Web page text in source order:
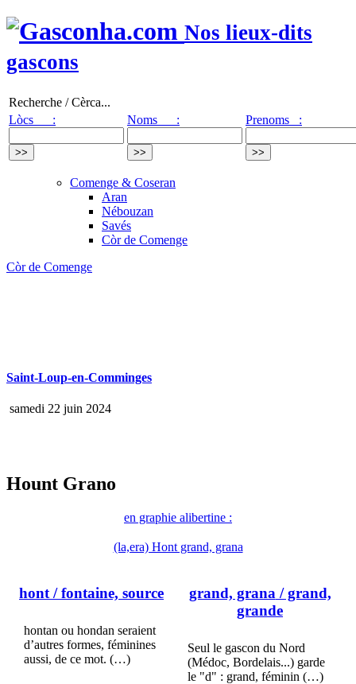
Nos lieux-dits
gascons
Recherche / Cèrca...
Lòcs :
Noms : Prenoms :
Comenge & Coseran
Aran
Nébouzan
Savés
Còr de Comenge
Còr de Comenge
Saint-Loup-en-Comminges
samedi 22 juin 2024
Hount Grano
en graphie alibertine :
(la,era) Hont grand, grana
hont / fontaine, source
hontan ou hondan seraient
d’autres formes, féminines
aussi, de ce mot. (…)
grand, grana / grand,
grande
Seul le gascon du Nord
(Médoc, Bordelais...) garde
le "d" : grand, féminin (…)